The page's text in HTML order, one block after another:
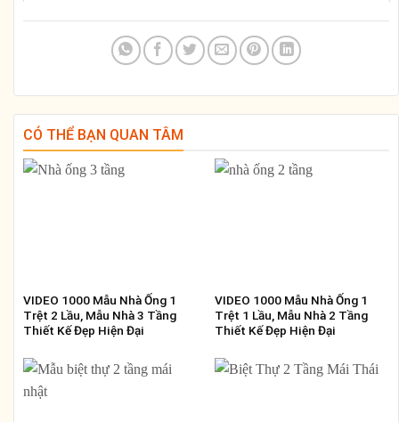
CÓ THỂ BẠN QUAN TÂM
VIDEO 1000 Mẫu Nhà Ống 1
Trệt 2 Lầu, Mẫu Nhà 3 Tầng
Thiết Kế Đẹp Hiện Đại
VIDEO 1000 Mẫu Nhà Ống 1
Trệt 1 Lầu, Mẫu Nhà 2 Tầng
Thiết Kế Đẹp Hiện Đại